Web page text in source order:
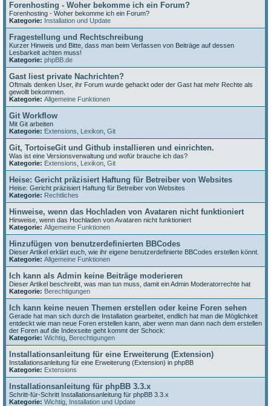
Forenhosting - Woher bekomme ich ein Forum?
Forenhosting - Woher bekomme ich ein Forum?
Kategorie: Installation und Update
Fragestellung und Rechtschreibung
Kurzer Hinweis und Bitte, dass man beim Verfassen von Beiträge auf dessen
Lesbarkeit achten muss!
Kategorie: phpBB.de
Gast liest private Nachrichten?
Oftmals denken User, ihr Forum wurde gehackt oder der Gast hat mehr Rechte als
gewollt bekommen.
Kategorie: Allgemeine Funktionen
Git Workflow
Mit Git arbeiten
Kategorie: Extensions Lexikon Git
Git, TortoiseGit und Github installieren und einrichten.
Was ist eine Versionsverwaltung und wofür brauche ich das?
Kategorie: Extensions Lexikon Git
Heise: Gericht präzisiert Haftung für Betreiber von Websites
Heise: Gericht präzisiert Haftung für Betreiber von Websites
Kategorie: Rechtliches
Hinweise, wenn das Hochladen von Avataren nicht funktioniert
Hinweise, wenn das Hochladen von Avataren nicht funktioniert
Kategorie: Allgemeine Funktionen
Hinzufügen von benutzerdefinierten BBCodes
Dieser Artikel erklärt euch, wie ihr eigene benutzerdefinierte BBCodes erstellen könnt.
Kategorie: Allgemeine Funktionen
Ich kann als Admin keine Beiträge moderieren
Dieser Artikel beschreibt, was man tun muss, damit ein Admin Moderatorrechte hat
Kategorie: Berechtigungen
Ich kann keine neuen Themen erstellen oder keine Foren sehen
Gerade hat man sich durch die Installation gearbeitet, endlich hat man die Möglichkeit
entdeckt wie man neue Foren erstellen kann, aber wenn man dann nach dem erstellen
der Foren auf die Indexseite geht kommt der Schock:
Kategorie: Wichtig Berechtigungen
Installationsanleitung für eine Erweiterung (Extension)
Installationsanleitung für eine Erweiterung (Extension) in phpBB
Kategorie: Extensions
Installationsanleitung für phpBB 3.3.x
Schritt-für-Schritt Installationsanleitung für phpBB 3.3.x
Kategorie: Wichtig Installation und Update